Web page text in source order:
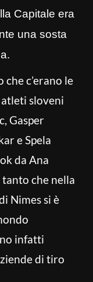
Capitale era
una sosta
c’erano le
sloveni
Gasper
e Spela
da Ana
che nella
Nimes si è
infatti
di tiro